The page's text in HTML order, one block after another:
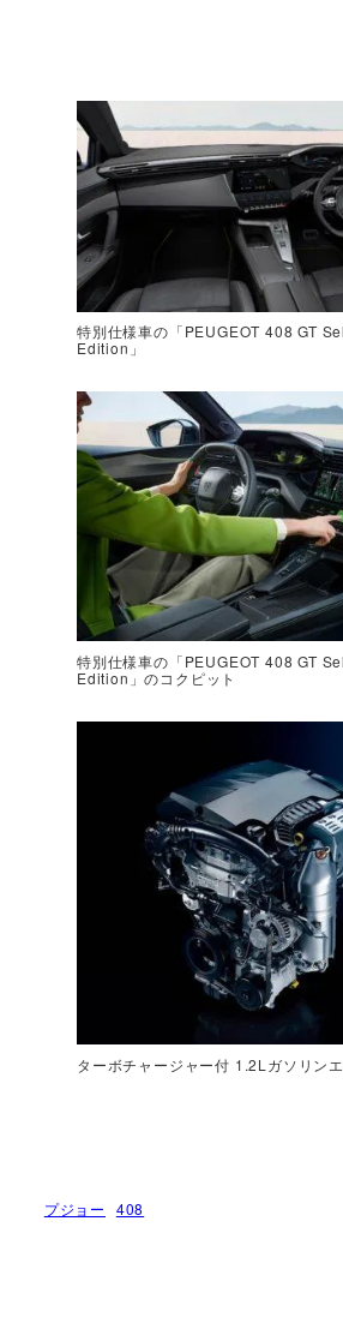
特別仕様車の「PEUGEOT 408 GT
Edition」
特別仕様車の「PEUGEOT 408 GT
Edition」のコクピット
ターボチャージャー付 1.2Lガソリン
プジョー 408